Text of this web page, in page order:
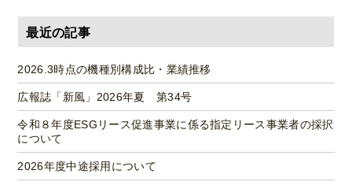
最近の記事
2026.3時点の機種別構成比・業績推移
広報誌「新風」2026年夏 第34号
令和８年度ESGリース促進事業に係る指定リース事業者の採択
について
2026年度中途採用について